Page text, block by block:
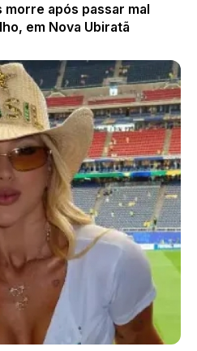
após passar mal
em Nova Ubiratã